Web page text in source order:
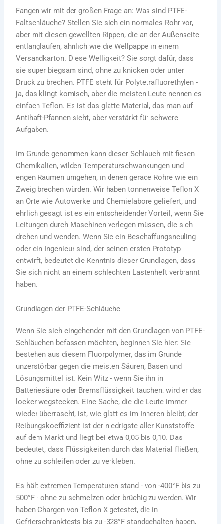
Fangen wir mit der großen Frage an: Was sind PTFE-
Faltschläuche? Stellen Sie sich ein normales Rohr vor,
aber mit diesen gewellten Rippen, die an der Außenseite
entlanglaufen, ähnlich wie die Wellpappe in einem
Versandkarton. Diese Welligkeit? Sie sorgt dafür, dass
sie super biegsam sind, ohne zu knicken oder unter
Druck zu brechen. PTFE steht für Polytetrafluorethylen -
ja, das klingt komisch, aber die meisten Leute nennen es
einfach Teflon. Es ist das glatte Material, das man auf
Antihaft-Pfannen sieht, aber verstärkt für schwere
Aufgaben.
Im Grunde genommen kann dieser Schlauch mit fiesen
Chemikalien, wilden Temperaturschwankungen und
engen Räumen umgehen, in denen gerade Rohre wie ein
Zweig brechen würden. Wir haben tonnenweise Teflon X
an Orte wie Autowerke und Chemielabore geliefert, und
ehrlich gesagt ist es ein entscheidender Vorteil, wenn Sie
Leitungen durch Maschinen verlegen müssen, die sich
drehen und wenden. Wenn Sie ein Beschaffungsneuling
oder ein Ingenieur sind, der seinen ersten Prototyp
entwirft, bedeutet die Kenntnis dieser Grundlagen, dass
Sie sich nicht an einem schlechten Lastenheft verbrannt
haben.
Grundlagen der PTFE-Schläuche
Wenn Sie sich eingehender mit den Grundlagen von PTFE-
Schläuchen befassen möchten, beginnen Sie hier: Sie
bestehen aus diesem Fluorpolymer, das im Grunde
unzerstörbar gegen die meisten Säuren, Basen und
Lösungsmittel ist. Kein Witz - wenn Sie ihn in
Batteriesäure oder Bremsflüssigkeit tauchen, wird er das
locker wegstecken. Eine Sache, die die Leute immer
wieder überrascht, ist, wie glatt es im Inneren bleibt; der
Reibungskoeffizient ist der niedrigste aller Kunststoffe
auf dem Markt und liegt bei etwa 0,05 bis 0,10. Das
bedeutet, dass Flüssigkeiten durch das Material fließen,
ohne zu schleifen oder zu verkleben.
Es hält extremen Temperaturen stand - von -400°F bis zu
500°F - ohne zu schmelzen oder brüchig zu werden. Wir
haben Chargen von Teflon X getestet, die in
Gefrierschranktests bis zu -328°F standgehalten haben,